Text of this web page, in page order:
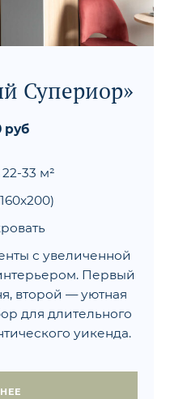
Супериор»
руб
33 м²
с увеличенной
Первый
второй — уютная
для длительного
уикенда.